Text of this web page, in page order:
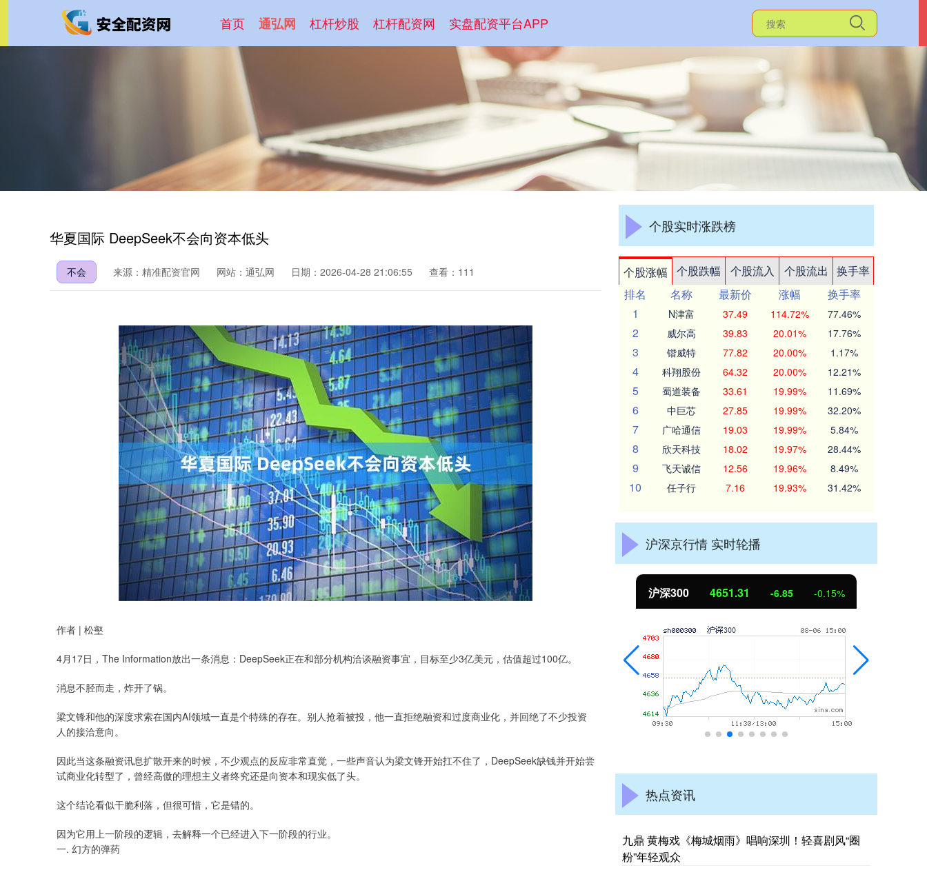
首页 通弘网 杠杆炒股 杠杆配资网 实盘配资平台APP
华夏国际 DeepSeek不会向资本低头
不会 来源：精准配资官网 网站：通弘网 日期：2026-04-28 21:06:55 查看：111
作者 | 松壑
4月17日，The Information放出一条消息：DeepSeek正在和部分机构洽谈融资事宜，目标至少3亿美元，估值超过100亿。
消息不胫而走，炸开了锅。
梁文锋和他的深度求索在国内AI领域一直是个特殊的存在。别人抢着被投，他一直拒绝融资和过度商业化，并回绝了不少投资
人的接洽意向。
因此当这条融资讯息扩散开来的时候，不少观点的反应非常直觉，一些声音认为梁文锋开始扛不住了，DeepSeek缺钱并开始尝
试商业化转型了，曾经高傲的理想主义者终究还是向资本和现实低了头。
这个结论看似干脆利落，但很可惜，它是错的。
因为它用上一阶段的逻辑，去解释一个已经进入下一阶段的行业。
一. 幻方的弹药
个股实时涨跌榜
个股涨幅 个股跌幅 个股流入 个股流出
换手率
排名
名称 最新价 涨幅
换手率
1
N津富 37.49 114.72% 77.46%
2 威尔高 39.83 20.01% 17.76%
3 锴威特 77.82 20.00% 1.17%
4 科翔股份 64.32 20.00% 12.21%
5 蜀道装备 33.61 19.99% 11.69%
6 中巨芯 27.85 19.99% 32.20%
7 广哈通信 19.03 19.99% 5.84%
8 欣天科技 18.02 19.97% 28.44%
9 飞天诚信 12.56 19.96% 8.49%
10 任子行 7.16 19.93% 31.42%
沪深京行情 实时轮播
上证指数 3900.35 21.92 0.57% 深证成指 14110.12 -34.08 沪深300 4651.31 -6.85 -0.15%
热点资讯
九鼎 黄梅戏《梅城烟雨》唱响深圳！轻喜剧风“圈
粉”年轻观众